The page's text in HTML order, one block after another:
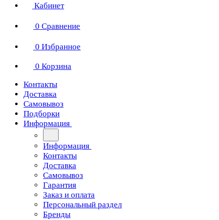
Кабинет
0 Сравнение
0 Избранное
0 Корзина
Контакты
Доставка
Самовывоз
Подборки
Информация
Информация
Контакты
Доставка
Самовывоз
Гарантия
Заказ и оплата
Персональный раздел
Бренды